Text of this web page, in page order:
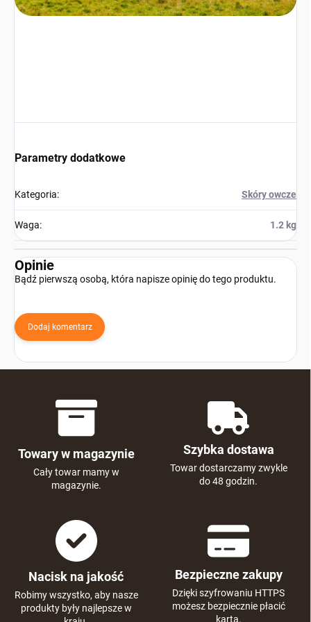
Parametry dodatkowe
Kategoria: Skóry owcze
Waga: 1.2 kg
Opinie
Bądź pierwszą osobą, która napisze opinię do tego produktu.
Dodaj komentarz
Towary w magazynie
Cały towar mamy w
magazynie.
Szybka dostawa
Towar dostarczamy zwykle
do 48 godzin.
Nacisk na jakość
Robimy wszystko, aby nasze
produkty były najlepsze w
Bezpieczne zakupy
Dzięki szyfrowaniu HTTPS
możesz bezpiecznie płacić
kartą.